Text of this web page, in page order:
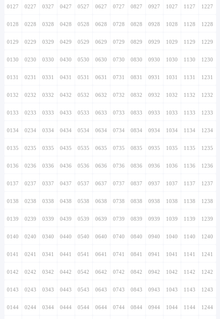
0127 0227 0327 0427 0527 0627 0727 0827 0927 1027 1127 1227
0128 0228 0328 0428 0528 0628 0728 0828 0928 1028 1128 1228
0129 0229 0329 0429 0529 0629 0729 0829 0929 1029 1129 1229
0130 0230 0330 0430 0530 0630 0730 0830 0930 1030 1130 1230
0131 0231 0331 0431 0531 0631 0731 0831 0931 1031 1131 1231
0132 0232 0332 0432 0532 0632 0732 0832 0932 1032 1132 1232
0133 0233 0333 0433 0533 0633 0733 0833 0933 1033 1133 1233
0134 0234 0334 0434 0534 0634 0734 0834 0934 1034 1134 1234
0135 0235 0335 0435 0535 0635 0735 0835 0935 1035 1135 1235
0136 0236 0336 0436 0536 0636 0736 0836 0936 1036 1136 1236
0137 0237 0337 0437 0537 0637 0737 0837 0937 1037 1137 1237
0138 0238 0338 0438 0538 0638 0738 0838 0938 1038 1138 1238
0139 0239 0339 0439 0539 0639 0739 0839 0939 1039 1139 1239
0140 0240 0340 0440 0540 0640 0740 0840 0940 1040 1140 1240
0141 0241 0341 0441 0541 0641 0741 0841 0941 1041 1141 1241
0142 0242 0342 0442 0542 0642 0742 0842 0942 1042 1142 1242
0143 0243 0343 0443 0543 0643 0743 0843 0943 1043 1143 1243
0144 0244 0344 0444 0544 0644 0744 0844 0944 1044 1144 1244